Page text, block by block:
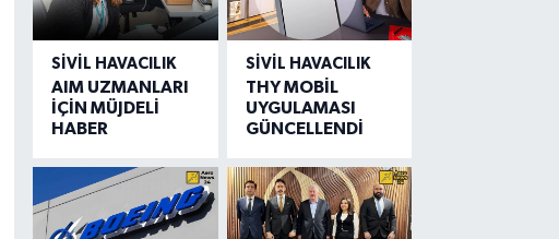
SIVIL HAVACILIK
AIM UZMANLARI
İÇİN MÜJDELİ
HABER
SIVIL HAVACILIK
THY MOBİL
UYGULAMASI
GÜNCELLENDİ